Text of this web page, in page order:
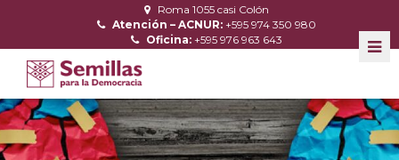
Roma 1055 casi Colón
Atención – ACNUR: +595 974 350 980
Oficina: +595 976 963 643